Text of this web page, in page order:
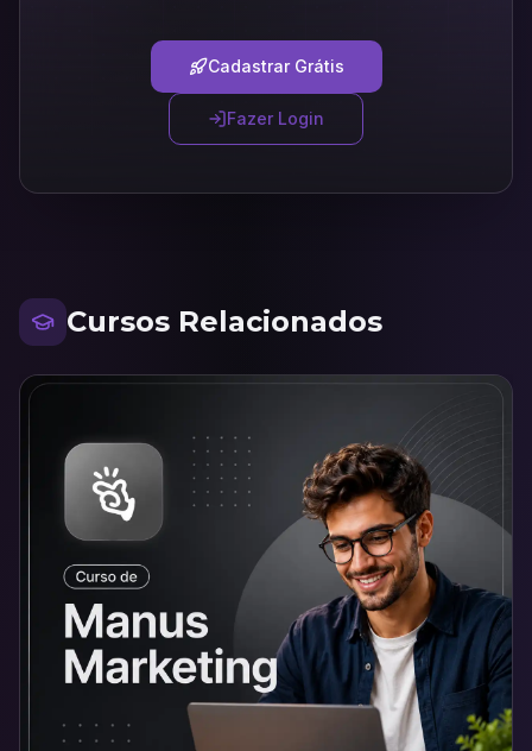
Cadastrar Grátis
Fazer Login
Cursos Relacionados